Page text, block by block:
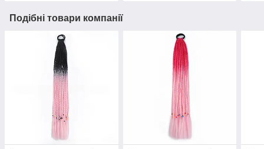
Подібні товари компанії